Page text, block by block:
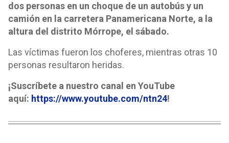
dos personas en un choque de un autobús y un
camión en la carretera Panamericana Norte, a la
altura del distrito Mórrope, el sábado.
Las víctimas fueron los choferes, mientras otras 10
personas resultaron heridas.
¡Suscríbete a nuestro canal en YouTube
aquí: https://www.youtube.com/ntn24!